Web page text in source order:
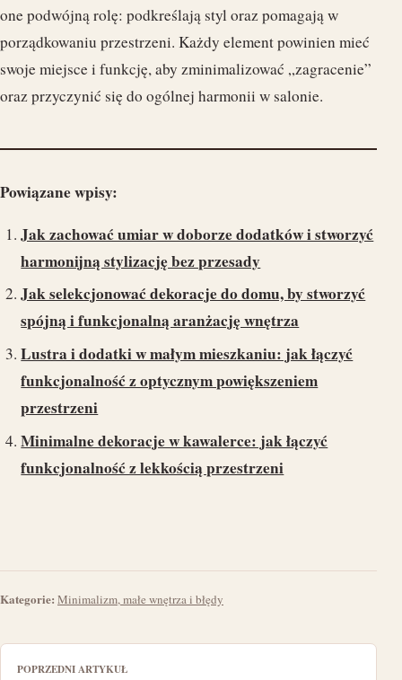
one podwójną rolę: podkreślają styl oraz pomagają w
porządkowaniu przestrzeni. Każdy element powinien mieć
swoje miejsce i funkcję, aby zminimalizować „zagracenie”
oraz przyczynić się do ogólnej harmonii w salonie.
Powiązane wpisy:
Jak zachować umiar w doborze dodatków i stworzyć
harmonijną stylizację bez przesady
Jak selekcjonować dekoracje do domu, by stworzyć
spójną i funkcjonalną aranżację wnętrza
Lustra i dodatki w małym mieszkaniu: jak łączyć
funkcjonalność z optycznym powiększeniem
przestrzeni
Minimalne dekoracje w kawalerce: jak łączyć
funkcjonalność z lekkością przestrzeni
Kategorie: Minimalizm, małe wnętrza i błędy
POPRZEDNI ARTYKUŁ